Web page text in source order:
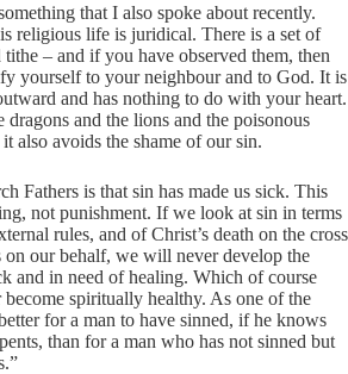
that I also spoke about recently.
religious life is juridical. There is a set of
– and if you have observed them, then
yourself to your neighbour and to God. It is
and has nothing to do with your heart.
and the lions and the poisonous
also avoids the shame of our sin.
Fathers is that sin has made us sick. This
not punishment. If we look at sin in terms
rules, and of Christ’s death on the cross
on our behalf, we will never develop the
and in need of healing. Which of course
spiritually healthy. As one of the
for a man to have sinned, if he knows
than for a man who has not sinned but